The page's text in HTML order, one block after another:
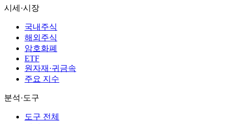
시세·시장
국내주식
해외주식
암호화폐
ETF
원자재·귀금속
주요 지수
분석·도구
도구 전체